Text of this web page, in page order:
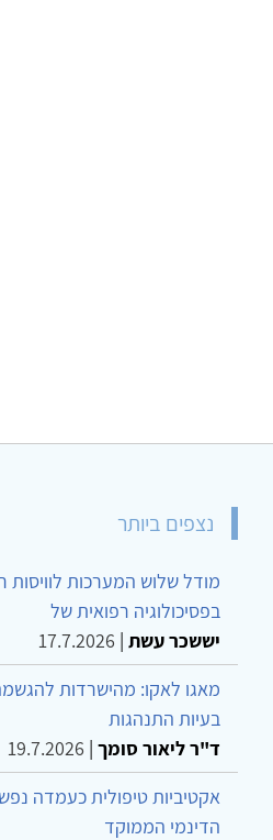
נצפים ביותר
מודל שלוש המערכות לוויסות
בפסיכולוגיה רפואית של
יששכר עשת |
17.7.2026
מאגו לאקו: מהישרדות
בעיות התנהגות
ד"ר ליאור סומך |
19.7.2026
אקטיביות טיפולית כעמדה
הדינמי הממוקד